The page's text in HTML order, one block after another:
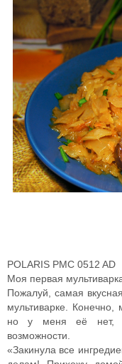
POLARIS PMC 0512 AD
Моя первая
Пожалуй, самая
мультиварке. Конечно,
но у меня её нет,
возможности.
«Закинула все